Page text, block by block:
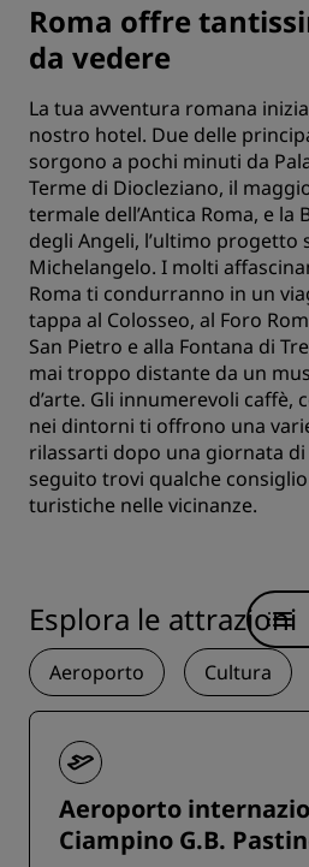
Roma offre
da vedere
La tua avventura romana
nostro hotel. Due delle
sorgono a pochi minuti da
Terme di Diocleziano, il
termale dell’Antica Roma, e la
degli Angeli, l’ultimo progetto
Michelangelo. I molti
Roma ti condurranno in un
tappa al Colosseo, al Foro
San Pietro e alla Fontana di
mai troppo distante da un
d’arte. Gli innumerevoli
nei dintorni ti offrono una
rilassarti dopo una giornata
seguito trovi qualche
turistiche nelle vicinanze.
Esplora le attrazioni
Aeroporto Cultura
Aeroporto
Ciampino G.B.